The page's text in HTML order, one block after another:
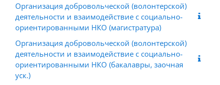
Организация добровольческой (волонтерской)
деятельности и взаимодействие с социально-
ориентированными НКО (магистратура)
Организация добровольческой (волонтерской)
деятельности и взаимодействие с социально-
ориентированными НКО (бакалавры, заочная
уск.)